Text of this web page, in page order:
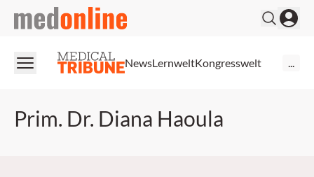
medonline
NewsLernweltKongresswelt
Prim. Dr. Diana Haoula